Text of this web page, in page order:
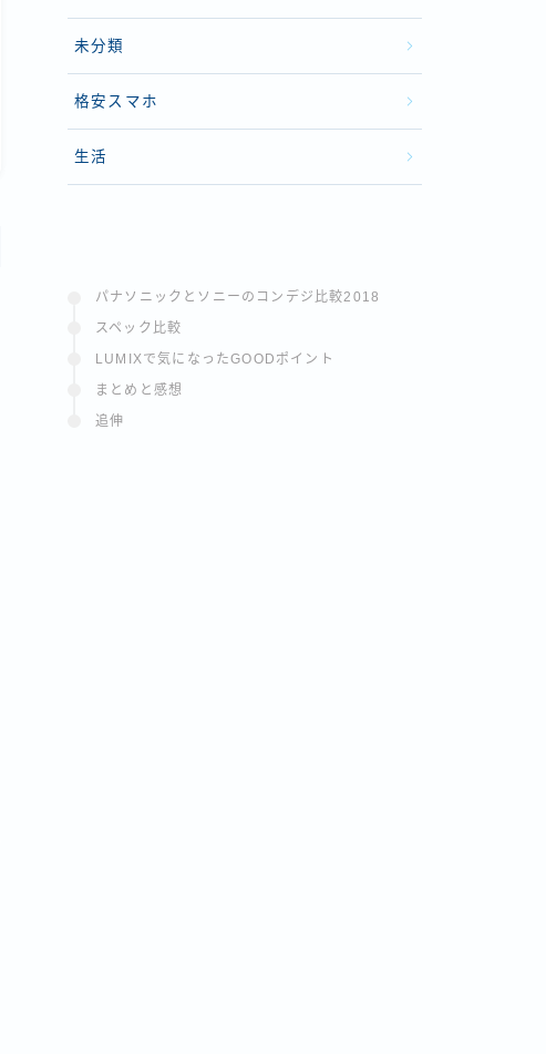
未分類
格安スマホ
生活
パナソニックとソニーのコンデジ比較2018
スペック比較
LUMIXで気になったGOODポイント
まとめと感想
追伸